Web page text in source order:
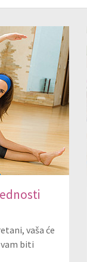
vaša će
biti